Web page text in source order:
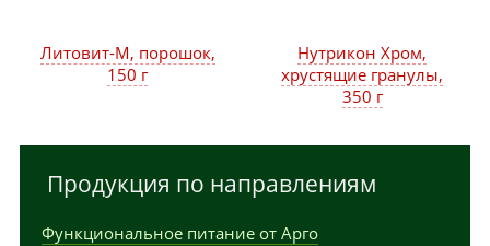
Нутрикон Хром,
хрустящие гранулы,
350 г
Литовит-М, порошок,
150 г
Продукция по направлениям
Функциональное питание от Арго